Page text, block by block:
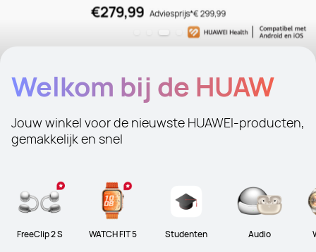
Welkom bij de HUAWEI
Store
Jouw winkel voor de nieuwste HUAWEI-producten,
gemakkelijk en snel
FreeClip 2 S WATCH FIT 5 Studenten Audio